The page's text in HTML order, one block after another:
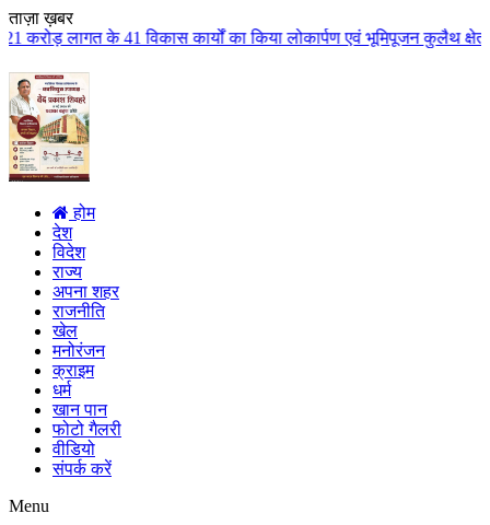
ताज़ा ख़बर
का किया लोकार्पण एवं भूमिपूजन कुलैथ क्षेत्र के विकास के लिये की
होम
देश
विदेश
राज्य
अपना शहर
राजनीति
खेल
मनोरंजन
क्राइम
धर्म
खान पान
फोटो गैलरी
वीडियो
संपर्क करें
Menu